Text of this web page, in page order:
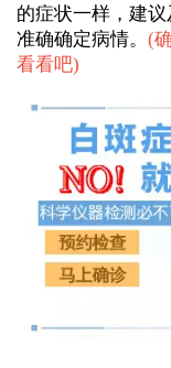
的症状一样，建
准确确定病情。 (
看看吧)